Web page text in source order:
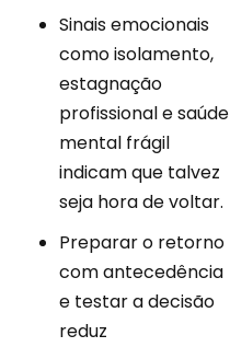
Sinais emocionais
como isolamento,
estagnação
profissional e saúde
mental frágil
indicam que talvez
seja hora de voltar.
Preparar o retorno
com antecedência
e testar a decisão
reduz